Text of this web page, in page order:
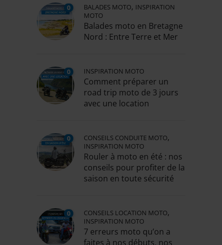
0 BALADES MOTO, INSPIRATION
MOTO
Balades moto en Bretagne
Nord : Entre Terre et Mer
0 INSPIRATION MOTO
Comment préparer un
road trip moto de 3 jours
avec une location
0 CONSEILS CONDUITE MOTO,
INSPIRATION MOTO
Rouler à moto en été : nos
conseils pour profiter de la
saison en toute sécurité
0 CONSEILS LOCATION MOTO,
INSPIRATION MOTO
7 erreurs moto qu’on a
faites à nos débuts, nos